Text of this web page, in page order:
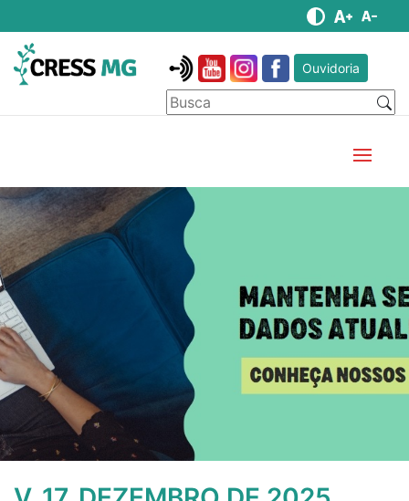
Ouvidoria